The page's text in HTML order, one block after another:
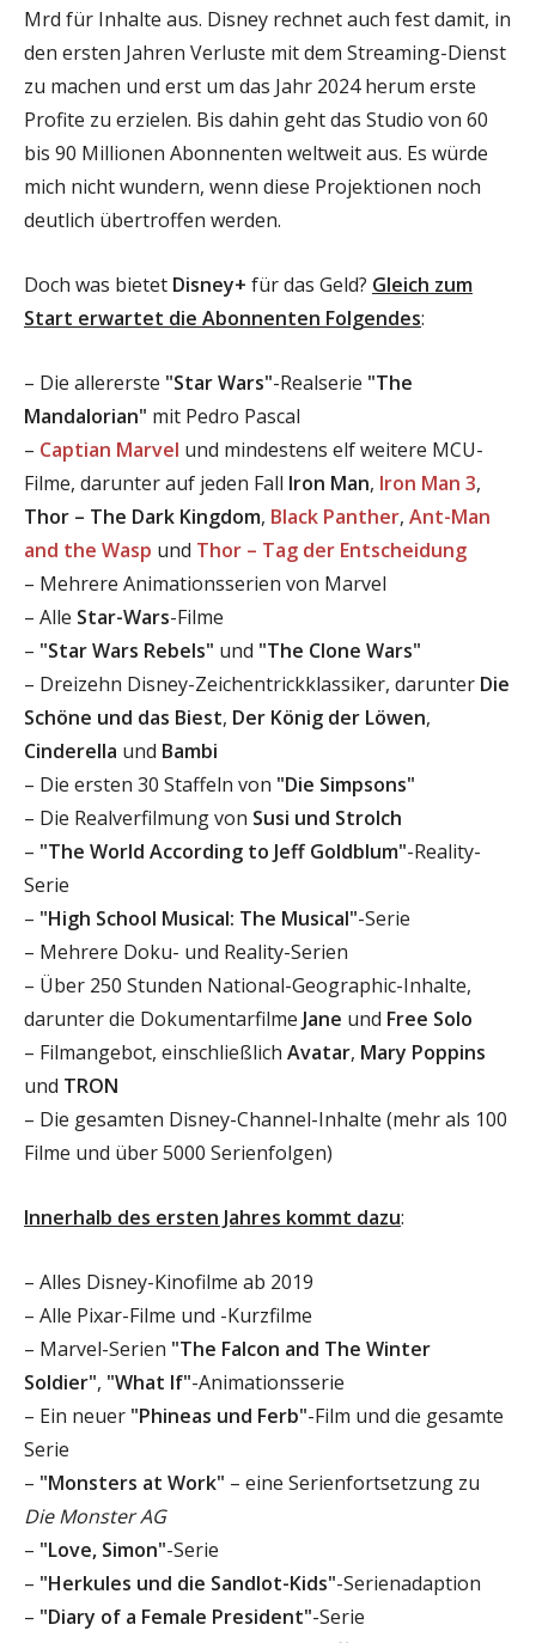
Mrd für Inhalte aus. Disney rechnet auch fest damit, in
den ersten Jahren Verluste mit dem Streaming-Dienst
zu machen und erst um das Jahr 2024 herum erste
Profite zu erzielen. Bis dahin geht das Studio von 60
bis 90 Millionen Abonnenten weltweit aus. Es würde
mich nicht wundern, wenn diese Projektionen noch
deutlich übertroffen werden.
Doch was bietet Disney+ für das Geld? Gleich zum
Start erwartet die Abonnenten Folgendes:
– Die allererste "Star Wars"-Realserie "The
Mandalorian" mit Pedro Pascal
– Captian Marvel und mindestens elf weitere MCU-
Filme, darunter auf jeden Fall Iron Man, Iron Man 3,
Thor – The Dark Kingdom, Black Panther, Ant-Man
and the Wasp und Thor – Tag der Entscheidung
– Mehrere Animationsserien von Marvel
– Alle Star-Wars-Filme
– "Star Wars Rebels" und "The Clone Wars"
– Dreizehn Disney-Zeichentrickklassiker, darunter Die
Schöne und das Biest, Der König der Löwen,
Cinderella und Bambi
– Die ersten 30 Staffeln von "Die Simpsons"
– Die Realverfilmung von Susi und Strolch
– "The World According to Jeff Goldblum"-Reality-
Serie
– "High School Musical: The Musical"-Serie
– Mehrere Doku- und Reality-Serien
– Über 250 Stunden National-Geographic-Inhalte,
darunter die Dokumentarfilme Jane und Free Solo
– Filmangebot, einschließlich Avatar, Mary Poppins
und TRON
– Die gesamten Disney-Channel-Inhalte (mehr als 100
Filme und über 5000 Serienfolgen)
Innerhalb des ersten Jahres kommt dazu:
– Alles Disney-Kinofilme ab 2019
– Alle Pixar-Filme und -Kurzfilme
– Marvel-Serien "The Falcon and The Winter
Soldier", "What If"-Animationsserie
– Ein neuer "Phineas und Ferb"-Film und die gesamte
Serie
– "Monsters at Work" – eine Serienfortsetzung zu
Die Monster AG
– "Love, Simon"-Serie
– "Herkules und die Sandlot-Kids"-Serienadaption
– "Diary of a Female President"-Serie